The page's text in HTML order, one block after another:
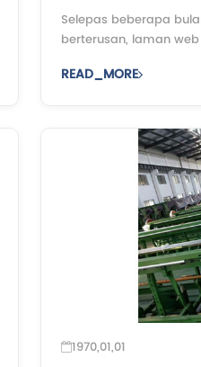
Selepas beberapa
berterusan, laman
meraikan masa yang
READ_MORE
1970,01,01